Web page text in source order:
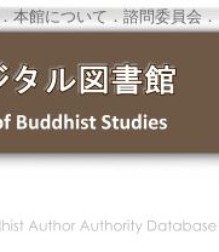
本館について ．諮問委員会 ．